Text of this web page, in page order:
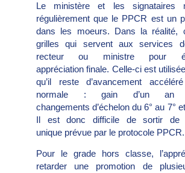
Le ministère et les signataires
régulièrement que le PPCR est un
dans les moeurs. Dans la réalité,
grilles qui servent aux services
recteur ou ministre pour
appréciation finale. Celle-ci est
qu’il reste d’avancement
normale : gain d’un an
changements d’échelon du 6° au 7°
Il est donc difficile de sortir de
unique prévue par le protocole PPCR.
Pour le grade hors classe,
retarder une promotion de